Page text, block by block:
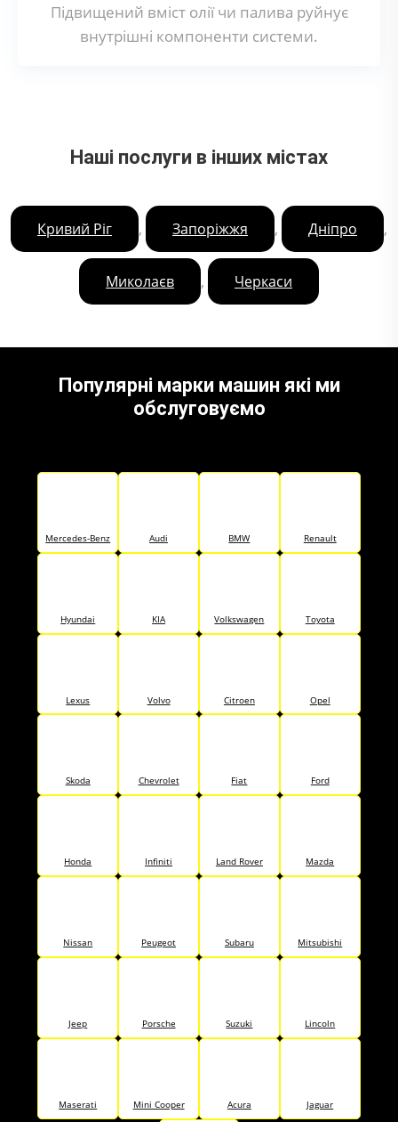
Підвищений вміст олії чи палива руйнує
внутрішні компоненти системи.
Наші послуги в інших містах
Кривий Ріг , Запоріжжя , Дніпро ,
Миколаєв , Черкаси
Популярні марки машин які ми
обслуговуємо
Mercedes-Benz Audi BMW Renault
Hyundai KIA Volkswagen Toyota
Lexus Volvo Citroen Opel
Skoda Chevrolet Fiat Ford
Honda Infiniti Land Rover Mazda
Nissan Peugeot Subaru Mitsubishi
Jeep Porsche Suzuki Lincoln
Maserati Mini Cooper Acura Jaguar